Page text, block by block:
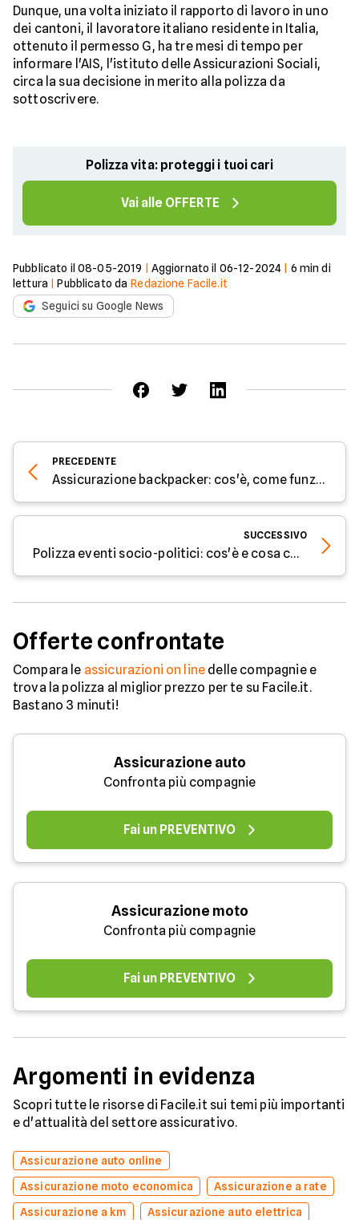
Dunque, una volta iniziato il rapporto di lavoro in uno
dei cantoni, il lavoratore italiano residente in Italia,
ottenuto il permesso G, ha tre mesi di tempo per
informare l'AIS, l'istituto delle Assicurazioni Sociali,
circa la sua decisione in merito alla polizza da
sottoscrivere.
Polizza vita: proteggi i tuoi cari
Vai alle OFFERTE
Pubblicato il 08-05-2019 Aggiornato il 06-12-2024 6 min di
lettura |Pubblicato da Redazione Facile.it
Seguici su Google News
PRECEDENTE
Assicurazione backpacker: cos'è, come funziona e cosa copre
SUCCESSIVO
Polizza eventi socio-politici: cos'è e cosa copre
Offerte confrontate
Compara le assicurazioni on line delle compagnie e
trova la polizza al miglior prezzo per te su Facile.it.
Bastano 3 minuti!
Assicurazione auto
Confronta più compagnie
Fai un PREVENTIVO
Assicurazione moto
Confronta più compagnie
Fai un PREVENTIVO
Argomenti in evidenza
Scopri tutte le risorse di Facile.it sui temi più importanti
e d'attualità del settore assicurativo.
Assicurazione auto online
Assicurazione moto economica
Assicurazione a rate
Assicurazione a km
Assicurazione auto elettrica